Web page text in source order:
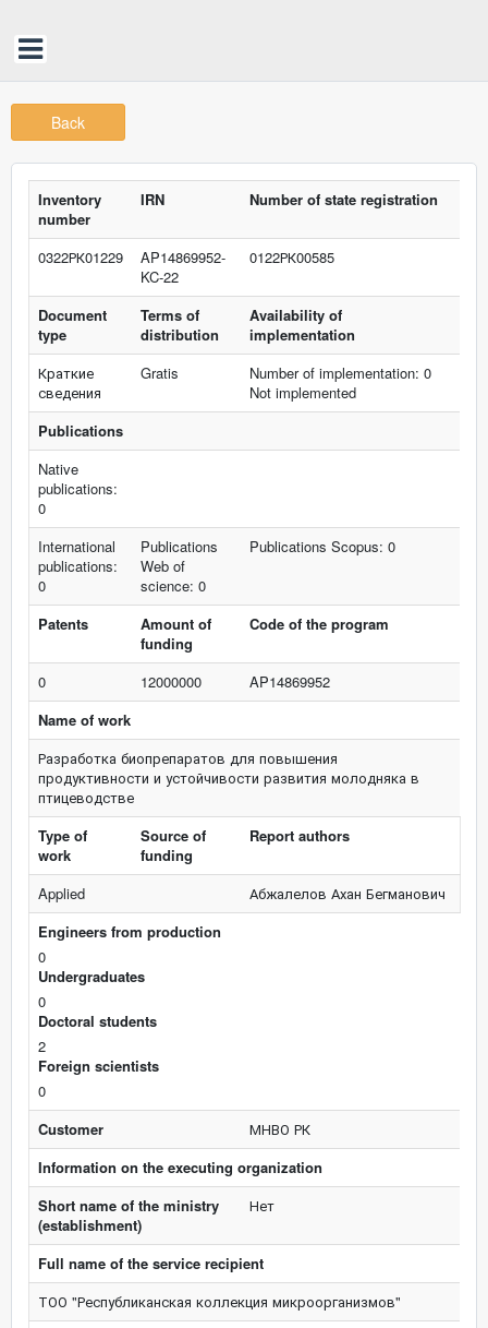
Back
Inventory
number
IRN Number of state registration
0322РК01229
AP14869952-
KC-22
0122РК00585
Document
type
Terms of
distribution
Availability of
implementation
Краткие
сведения
Gratis
Number of implementation: 0
Not implemented
Publications
Native
publications:
0
International
publications:
0
Publications
Web of
science: 0
Publications Scopus: 0
Patents
Amount of
funding
Code of the program
0 12000000
AP14869952
Name of work
Разработка биопрепаратов для повышения
продуктивности и устойчивости развития молодняка в
птицеводстве
Type of
work
Source of
funding
Report authors
Applied
Абжалелов Ахан Бегманович
Engineers from production
0
Undergraduates
0
Doctoral students
2
Foreign scientists
0
Customer
МНВО РК
Information on the executing organization
Short name of the ministry
(establishment)
Нет
Full name of the service recipient
ТОО "Республиканская коллекция микроорганизмов"